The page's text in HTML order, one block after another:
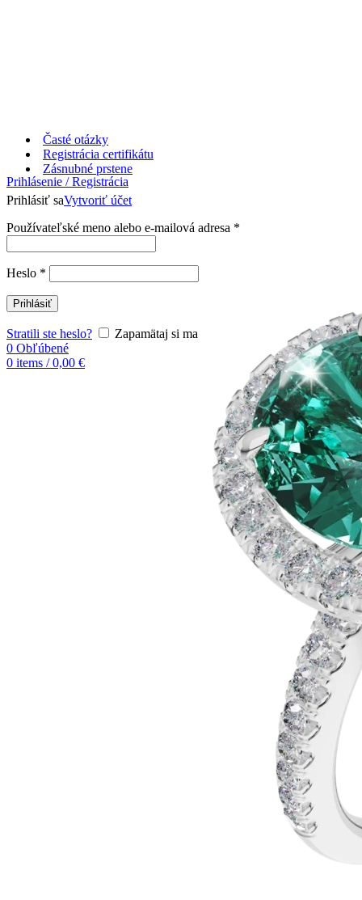
Časté otázky
Registrácia certifikátu
Prihlásenie / Registrácia
Prihlásiť saVytvoriť účet
Používateľské meno alebo e-mailová adresa *
Heslo *
Prihlásiť
Stratili ste heslo?
Zapamätaj si ma
0 Obľúbené
0 items / 0,00 €
Zásnubné prstene